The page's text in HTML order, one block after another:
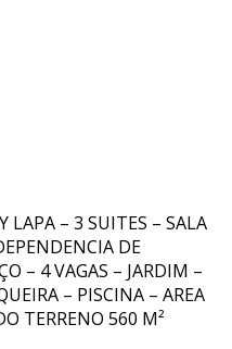
LAPA – 3 SUITES – SALA
DE
– 4 VAGAS – JARDIM –
– PISCINA – AREA
TERRENO 560 M²